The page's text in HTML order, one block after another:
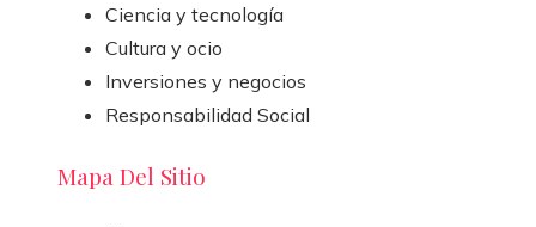
Ciencia y tecnología
Cultura y ocio
Inversiones y negocios
Responsabilidad Social
Mapa Del Sitio